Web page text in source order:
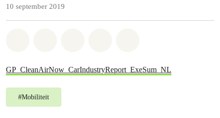
10 september 2019
GP_CleanAirNow_CarIndustryReport_ExeSum_NL
#Mobiliteit